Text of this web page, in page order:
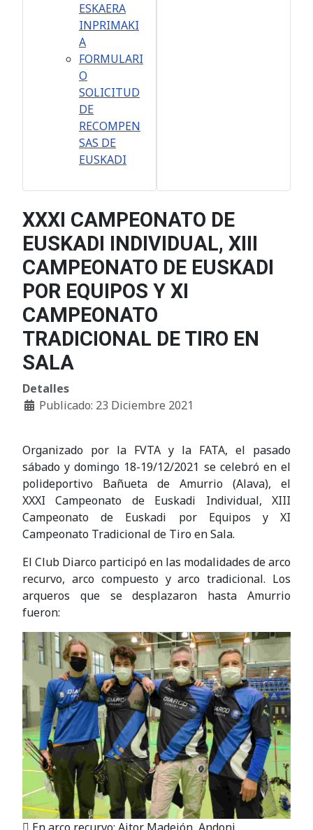
ESKAERA
INPRIMAKI
A
FORMULARI
O
SOLICITUD
DE
RECOMPEN
SAS DE
EUSKADI
XXXI CAMPEONATO DE
EUSKADI INDIVIDUAL, XIII
CAMPEONATO DE EUSKADI
POR EQUIPOS Y XI
CAMPEONATO
TRADICIONAL DE TIRO EN
SALA
Detalles
Publicado: 23 Diciembre 2021
Organizado por la FVTA y la FATA, el pasado
sábado y domingo 18-19/12/2021 se celebró en el
polideportivo Bañueta de Amurrio (Alava), el
XXXI Campeonato de Euskadi Individual, XIII
Campeonato de Euskadi por Equipos y XI
Campeonato Tradicional de Tiro en Sala.
El Club Diarco participó en las modalidades de arco
recurvo, arco compuesto y arco tradicional. Los
arqueros que se desplazaron hasta Amurrio
fueron: